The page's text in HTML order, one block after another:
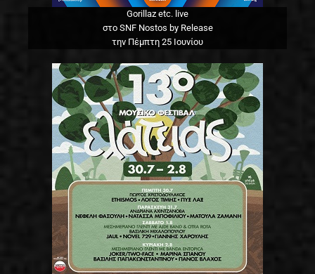
Gorillaz etc. live
στο SNF Nostos by Release
την Πέμπτη 25 Ιουνίου